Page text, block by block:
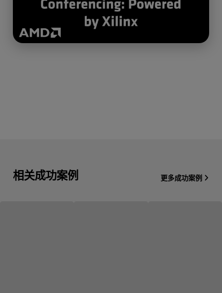
相关成功案例 更多成功案例